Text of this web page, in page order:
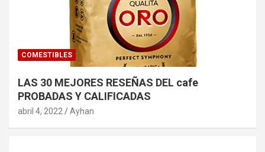
COMESTIBLES
LAS 30 MEJORES RESEÑAS DEL cafe
PROBADAS Y CALIFICADAS
abril 4, 2022 Ayhan